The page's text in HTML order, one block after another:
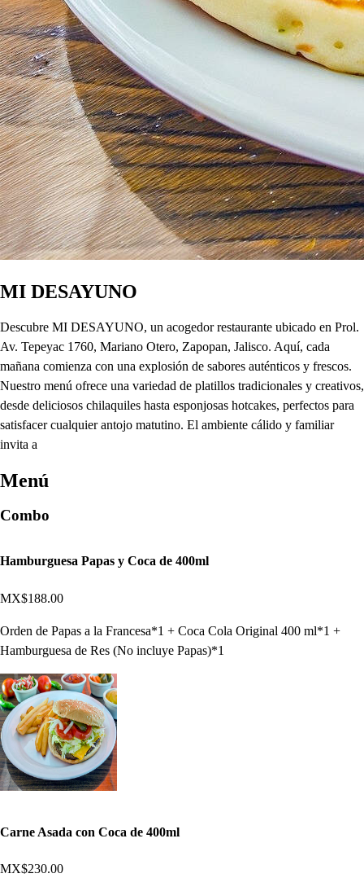
MI DESAYUNO
Descubre MI DESAYUNO, un acogedor restaurante ubicado en Prol.
Av. Tepeyac 1760, Mariano Otero, Zapopan, Jalisco. Aquí, cada
mañana comienza con una explosión de sabores auténticos y frescos.
Nuestro menú ofrece una variedad de platillos tradicionales y creativos,
desde deliciosos chilaquiles hasta esponjosas hotcakes, perfectos para
satisfacer cualquier antojo matutino. El ambiente cálido y familiar
invita a
Menú
Combo
Hamburguesa Papas y Coca de 400ml
MX$188.00
Orden de Papas a la Francesa*1 + Coca Cola Original 400 ml*1 +
Hamburguesa de Res (No incluye Papas)*1
Carne Asada con Coca de 400ml
MX$230.00